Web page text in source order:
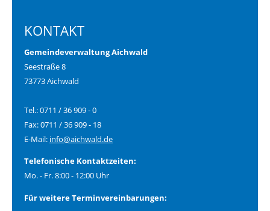
KONTAKT
Gemeindeverwaltung Aichwald
Seestraße 8
73773 Aichwald
Tel.: 0711 / 36 909 - 0
Fax: 0711 / 36 909 - 18
E-Mail: info@aichwald.de
Telefonische Kontaktzeiten:
Mo. - Fr. 8:00 - 12:00 Uhr
Für weitere Terminvereinbarungen: